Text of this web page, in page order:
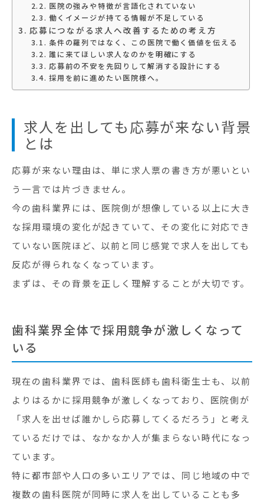
医院の強みや特徴が言語化されていない
働くイメージが持てる情報が不足している
応募につながる求人へ改善するための考え方
条件の羅列ではなく、この医院で働く価値を伝える
誰に来てほしい求人なのかを明確にする
応募前の不安を先回りして解消する設計にする
採用を前に進めたい医院様へ。
求人を出しても応募が来ない背景
とは
応募が来ない理由は、単に求人票の書き方が悪いとい
う一言では片づきません。
今の歯科業界には、医院側が想像している以上に大き
な採用環境の変化が起きていて、その変化に対応でき
ていない医院ほど、以前と同じ感覚で求人を出しても
反応が得られなくなっています。
まずは、その背景を正しく理解することが大切です。
歯科業界全体で採用競争が激しくなって
いる
現在の歯科業界では、歯科医師も歯科衛生士も、以前
よりはるかに採用競争が激しくなっており、医院側が
「求人を出せば誰かしら応募してくるだろう」と考え
ているだけでは、なかなか人が集まらない時代になっ
ています。
特に都市部や人口の多いエリアでは、同じ地域の中で
複数の歯科医院が同時に求人を出していることも多